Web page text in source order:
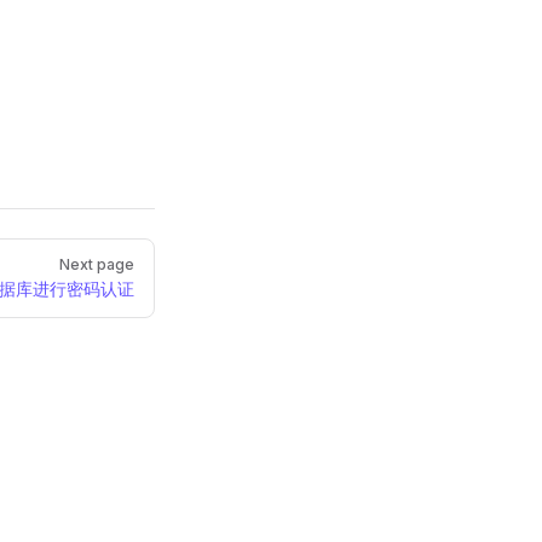
Next page
库进行密码认证